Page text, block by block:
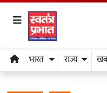
भारत राज्य